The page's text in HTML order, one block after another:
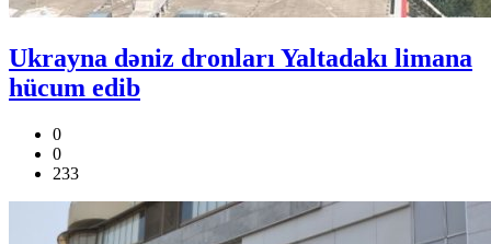
Ukrayna dəniz dronları Yaltadakı limana
hücum edib
0
0
233